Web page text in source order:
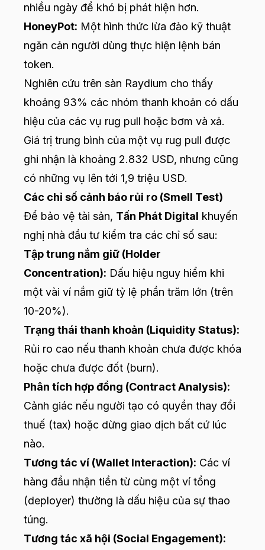
nhiều ngày để khó bị phát hiện hơn.
HoneyPot: Một hình thức lừa đảo kỹ thuật
ngăn cản người dùng thực hiện lệnh bán
token.
Nghiên cứu trên sàn Raydium cho thấy
khoảng 93% các nhóm thanh khoản có dấu
hiệu của các vụ rug pull hoặc bơm và xả.
Giá trị trung bình của một vụ rug pull được
ghi nhận là khoảng 2.832 USD, nhưng cũng
có những vụ lên tới 1,9 triệu USD.
Các chỉ số cảnh báo rủi ro (Smell Test)
Để bảo vệ tài sản, Tấn Phát Digital khuyến
nghị nhà đầu tư kiểm tra các chỉ số sau:
Tập trung nắm giữ (Holder
Concentration): Dấu hiệu nguy hiểm khi
một vài ví nắm giữ tỷ lệ phần trăm lớn (trên
10-20%).
Trạng thái thanh khoản (Liquidity Status):
Rủi ro cao nếu thanh khoản chưa được khóa
hoặc chưa được đốt (burn).
Phân tích hợp đồng (Contract Analysis):
Cảnh giác nếu người tạo có quyền thay đổi
thuế (tax) hoặc dừng giao dịch bất cứ lúc
nào.
Tương tác ví (Wallet Interaction): Các ví
hàng đầu nhận tiền từ cùng một ví tổng
(deployer) thường là dấu hiệu của sự thao
túng.
Tương tác xã hội (Social Engagement):